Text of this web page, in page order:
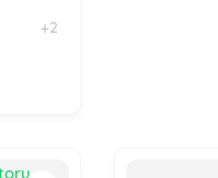
+2